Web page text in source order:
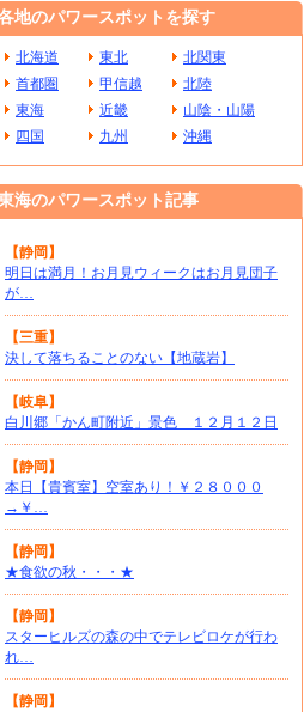
地のパワースポットを探す
北海道 東北
北関東
首都圏
甲信越
北陸
東海
近畿
山陰・山陽
四国
九州 沖縄
海のパワースポット記事
【静岡】
明日は満月！お月見ウィークはお月見団子
が…
【三重】
決して落ちることのない【地蔵岩】
【岐阜】
白川郷「かん町附近」景色 １２月１２日
【静岡】
本日【貴賓室】空室あり！￥２８０００
→￥…
【静岡】
★食欲の秋・・・★
【静岡】
スターヒルズの森の中でテレビロケが行わ
れ…
【静岡】